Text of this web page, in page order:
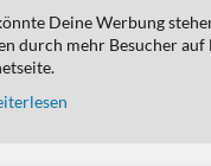
Deine Werbung
durch mehr Besucher auf